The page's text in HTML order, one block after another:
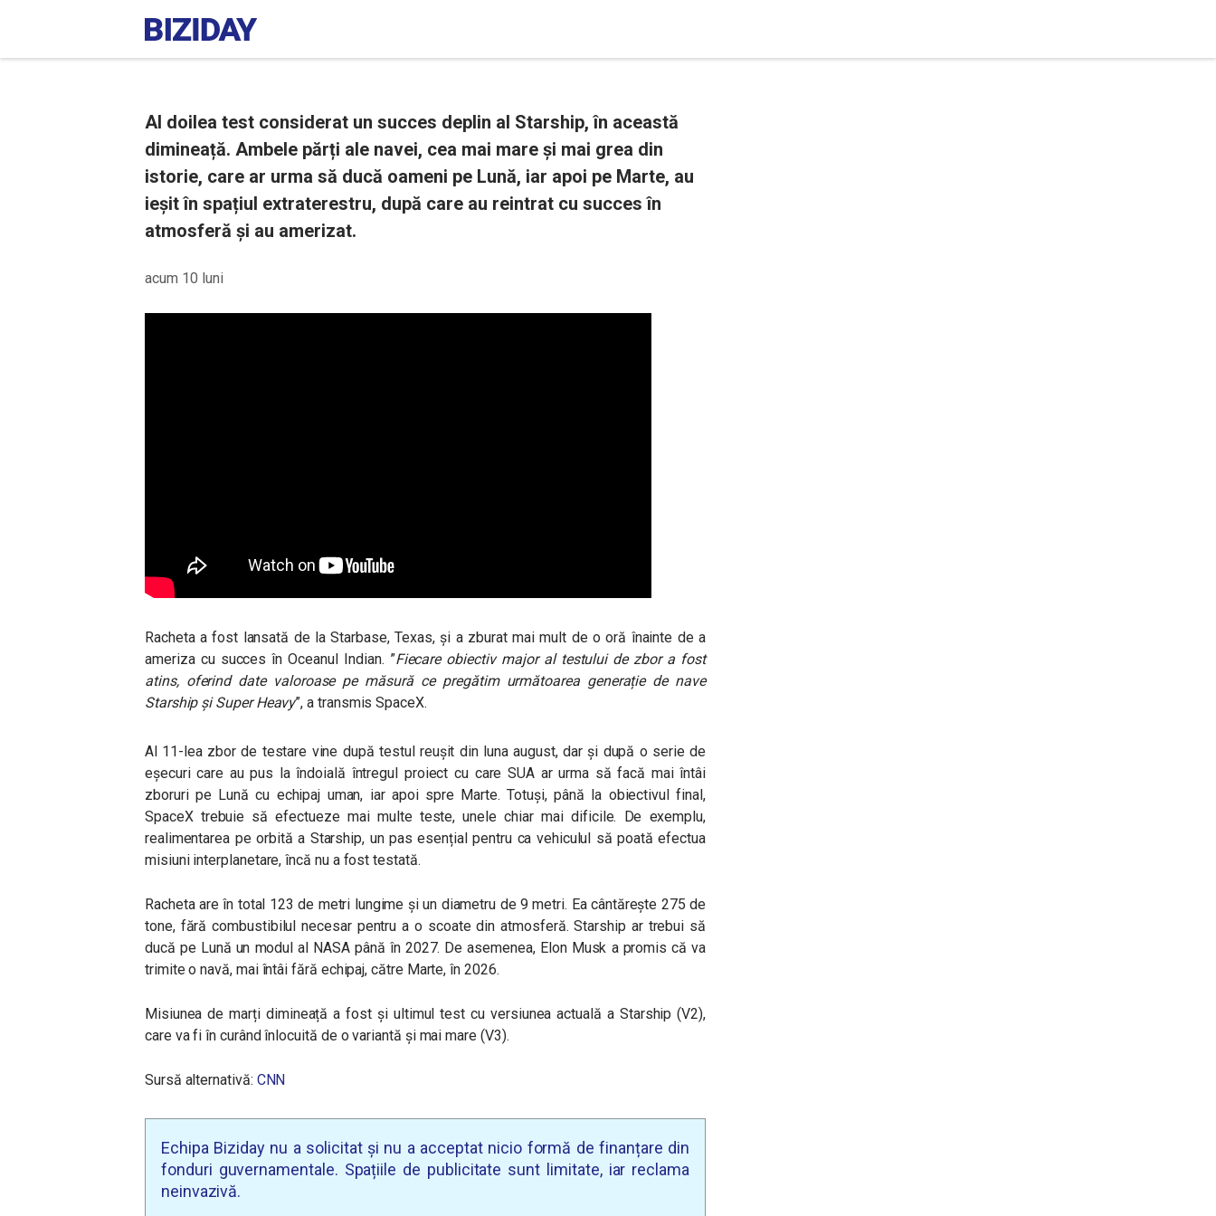
Al doilea test considerat un succes deplin al Starship, în această
dimineață. Ambele părți ale navei, cea mai mare și mai grea din
istorie, care ar urma să ducă oameni pe Lună, iar apoi pe Marte, au
ieșit în spațiul extraterestru, după care au reintrat cu succes în
atmosferă și au amerizat.
acum 10 luni
Racheta a fost lansată de la Starbase, Texas, și a zburat mai mult de o oră înainte de a
ameriza cu succes în Oceanul Indian. ”Fiecare obiectiv major al testului de zbor a fost
atins, oferind date valoroase pe măsură ce pregătim următoarea generație de nave
Starship și Super Heavy”, a transmis SpaceX.
Al 11-lea zbor de testare vine după testul reușit din luna august, dar și după o serie de
eșecuri care au pus la îndoială întregul proiect cu care SUA ar urma să facă mai întâi
zboruri pe Lună cu echipaj uman, iar apoi spre Marte. Totuși, până la obiectivul final,
SpaceX trebuie să efectueze mai multe teste, unele chiar mai dificile. De exemplu,
realimentarea pe orbită a Starship, un pas esențial pentru ca vehiculul să poată efectua
misiuni interplanetare, încă nu a fost testată.
Racheta are în total 123 de metri lungime și un diametru de 9 metri. Ea cântărește 275 de
tone, fără combustibilul necesar pentru a o scoate din atmosferă. Starship ar trebui să
ducă pe Lună un modul al NASA până în 2027. De asemenea, Elon Musk a promis că va
trimite o navă, mai întâi fără echipaj, către Marte, în 2026.
Misiunea de marți dimineață a fost și ultimul test cu versiunea actuală a Starship (V2),
care va fi în curând înlocuită de o variantă și mai mare (V3).
Sursă alternativă: CNN
Echipa Biziday nu a solicitat și nu a acceptat nicio formă de finanțare din
fonduri guvernamentale. Spațiile de publicitate sunt limitate, iar reclama
neinvazivă.